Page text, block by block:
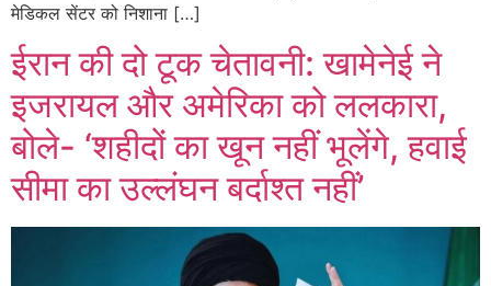
मेडिकल सेंटर को निशाना […]
ईरान की दो टूक चेतावनी: खामेनेई ने
इजरायल और अमेरिका को ललकारा,
बोले- ‘शहीदों का खून नहीं भूलेंगे, हवाई
सीमा का उल्लंघन बर्दाश्त नहीं’